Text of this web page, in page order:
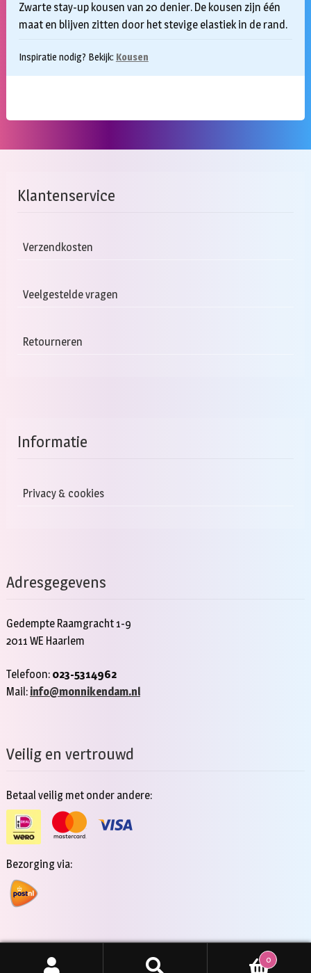
Zwarte stay-up kousen van 20 denier. De kousen zijn één
maat en blijven zitten door het stevige elastiek in de rand.
Inspiratie nodig? Bekijk: Kousen
Klantenservice
Verzendkosten
Veelgestelde vragen
Retourneren
Informatie
Privacy & cookies
Adresgegevens
Gedempte Raamgracht 1-9
2011 WE Haarlem
Telefoon: 023-5314962
Mail: info@monnikendam.nl
Veilig en vertrouwd
Betaal veilig met onder andere:
Bezorging via:
0